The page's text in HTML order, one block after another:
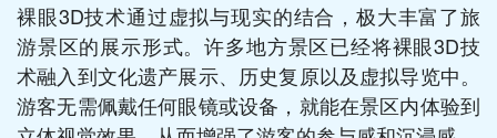
裸眼3D技术通过虚拟与现实的结合，极大丰富了旅
游景区的展示形式。许多地方景区已经将裸眼3D技
术融入到文化遗产展示、历史复原以及虚拟导览中。
游客无需佩戴任何眼镜或设备，就能在景区内体验到